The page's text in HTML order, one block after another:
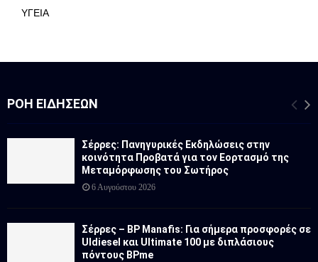
ΥΓΕΙΑ
ΡΟΉ ΕΙΔΉΣΕΩΝ
Σέρρες: Πανηγυρικές Εκδηλώσεις στην
κοινότητα Προβατά για τον Εορτασμό της
Μεταμόρφωσης του Σωτήρος
6 Αυγούστου 2026
Σέρρες – BP Manafis: Για σήμερα προσφορές σε
Uldiesel και Ultimate 100 με διπλάσιους
πόντους BPme